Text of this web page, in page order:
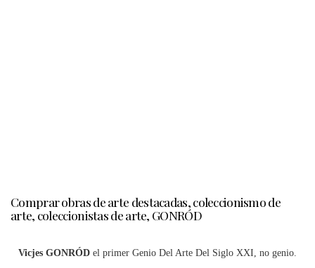
Comprar obras de arte destacadas, coleccionismo de
arte, coleccionistas de arte, GONRÓD
Vicjes GONRÓD el primer Genio Del Arte Del Siglo XXI, no genio.